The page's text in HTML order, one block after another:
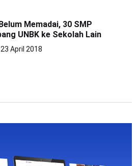
Memadai, 30 SMP
UNBK ke Sekolah Lain
23 April 2018